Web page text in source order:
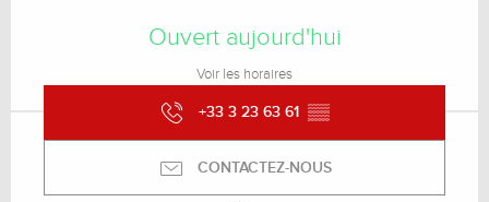
Ouvert aujourd'hui
Voir les horaires
+33 3 23 63 61 ▒▒
CONTACTEZ-NOUS